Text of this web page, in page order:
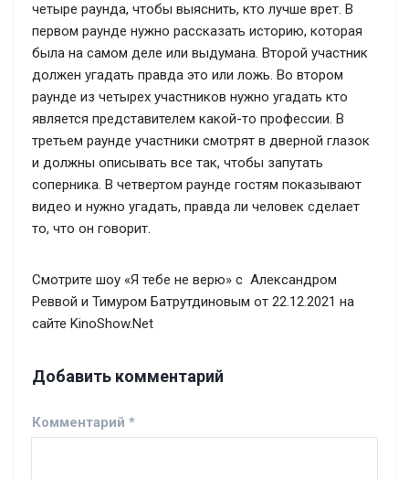
четыре раунда, чтобы выяснить, кто лучше врет. В
первом раунде нужно рассказать историю, которая
была на самом деле или выдумана. Второй участник
должен угадать правда это или ложь. Во втором
раунде из четырех участников нужно угадать кто
является представителем какой-то профессии. В
третьем раунде участники смотрят в дверной глазок
и должны описывать все так, чтобы запутать
соперника. В четвертом раунде гостям показывают
видео и нужно угадать, правда ли человек сделает
то, что он говорит.
Смотрите шоу «Я тебе не верю» с Александром
Реввой и Тимуром Батрутдиновым от 22.12.2021 на
сайте KinoShow.Net
Добавить комментарий
Комментарий *